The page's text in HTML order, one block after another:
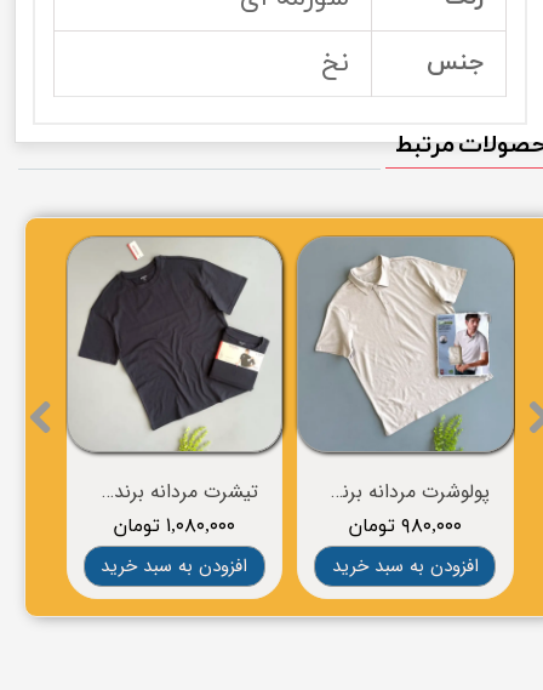
جنس نخ
تیشرت مردانه برندESMARA
۱,۰۸۰,۰۰۰ تومان
افزودن به سبد خرید
پولوشرت مردانه برند LIVERGY
۹۸۰,۰۰۰ تومان
افزودن به سبد خرید
مرتبط